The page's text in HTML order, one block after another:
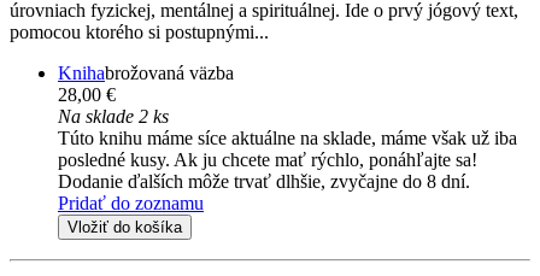
úrovniach fyzickej, mentálnej a spirituálnej. Ide o prvý jógový text,
pomocou ktorého si postupnými...
Knihabrožovaná väzba
28,00 €
Na sklade 2 ks
Túto knihu máme síce aktuálne na sklade, máme však už iba
posledné kusy. Ak ju chcete mať rýchlo, ponáhľajte sa!
Dodanie ďalších môže trvať dlhšie, zvyčajne do 8 dní.
Pridať do zoznamu
Vložiť do košíka